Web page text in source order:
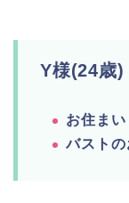
Y様(24歳)
お住まい
バスト